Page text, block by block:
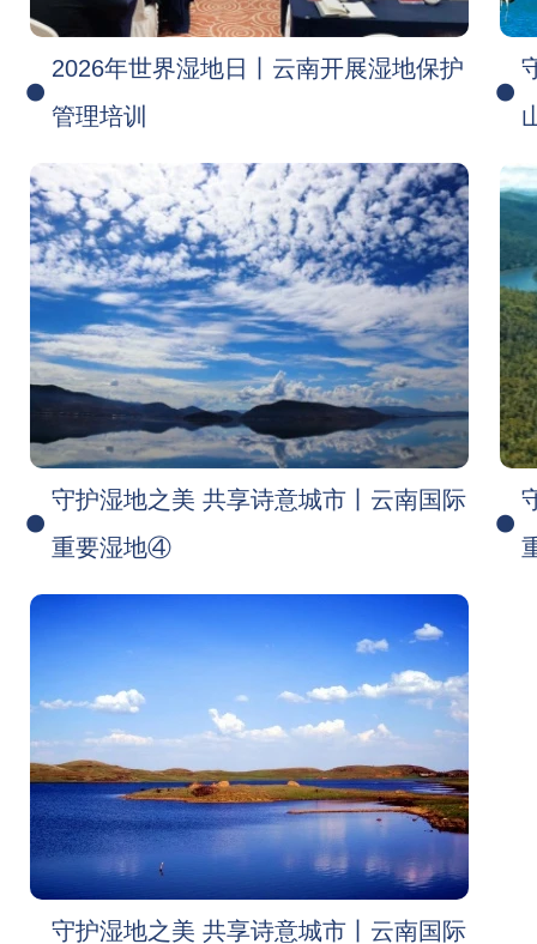
2026年世界湿地日丨云南开展湿地保护
管理培训
守护湿地之美 共享诗意城市丨云南国际
重要湿地④
守护湿地之美 共享诗意城市丨云南国际